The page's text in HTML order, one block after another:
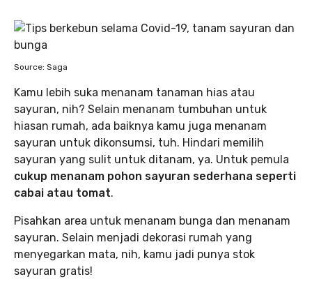
Source: Saga
Kamu lebih suka menanam tanaman hias atau
sayuran, nih? Selain menanam tumbuhan untuk
hiasan rumah, ada baiknya kamu juga menanam
sayuran untuk dikonsumsi, tuh. Hindari memilih
sayuran yang sulit untuk ditanam, ya. Untuk pemula
cukup menanam pohon sayuran sederhana seperti
cabai atau tomat.
Pisahkan area untuk menanam bunga dan menanam
sayuran. Selain menjadi dekorasi rumah yang
menyegarkan mata, nih, kamu jadi punya stok
sayuran gratis!